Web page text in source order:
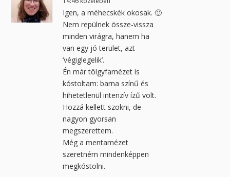
Igen, a méhecskék okosak. 🙂
Nem repülnek össze-vissza
minden virágra, hanem ha
van egy jó terület, azt
‘végiglegelik’.
Én már tölgyfamézet is
kóstoltam: barna színű és
hihetetlenül intenzív ízű volt.
Hozzá kellett szokni, de
nagyon gyorsan
megszerettem.
Még a mentamézet
szeretném mindenképpen
megkóstolni.